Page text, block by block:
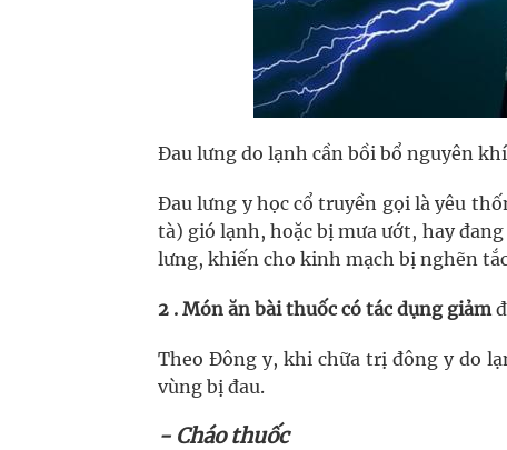
Đau lưng do lạnh cần bồi bổ nguyên
Đau lưng y học cổ truyền gọi là yêu
tà) gió lạnh, hoặc bị mưa ướt, hay
lưng, khiến cho kinh mạch bị nghẽn
2 . Món ăn bài thuốc có tác dụng giảm
Theo Đông y, khi chữa trị đông y do
vùng bị đau.
- Cháo thuốc